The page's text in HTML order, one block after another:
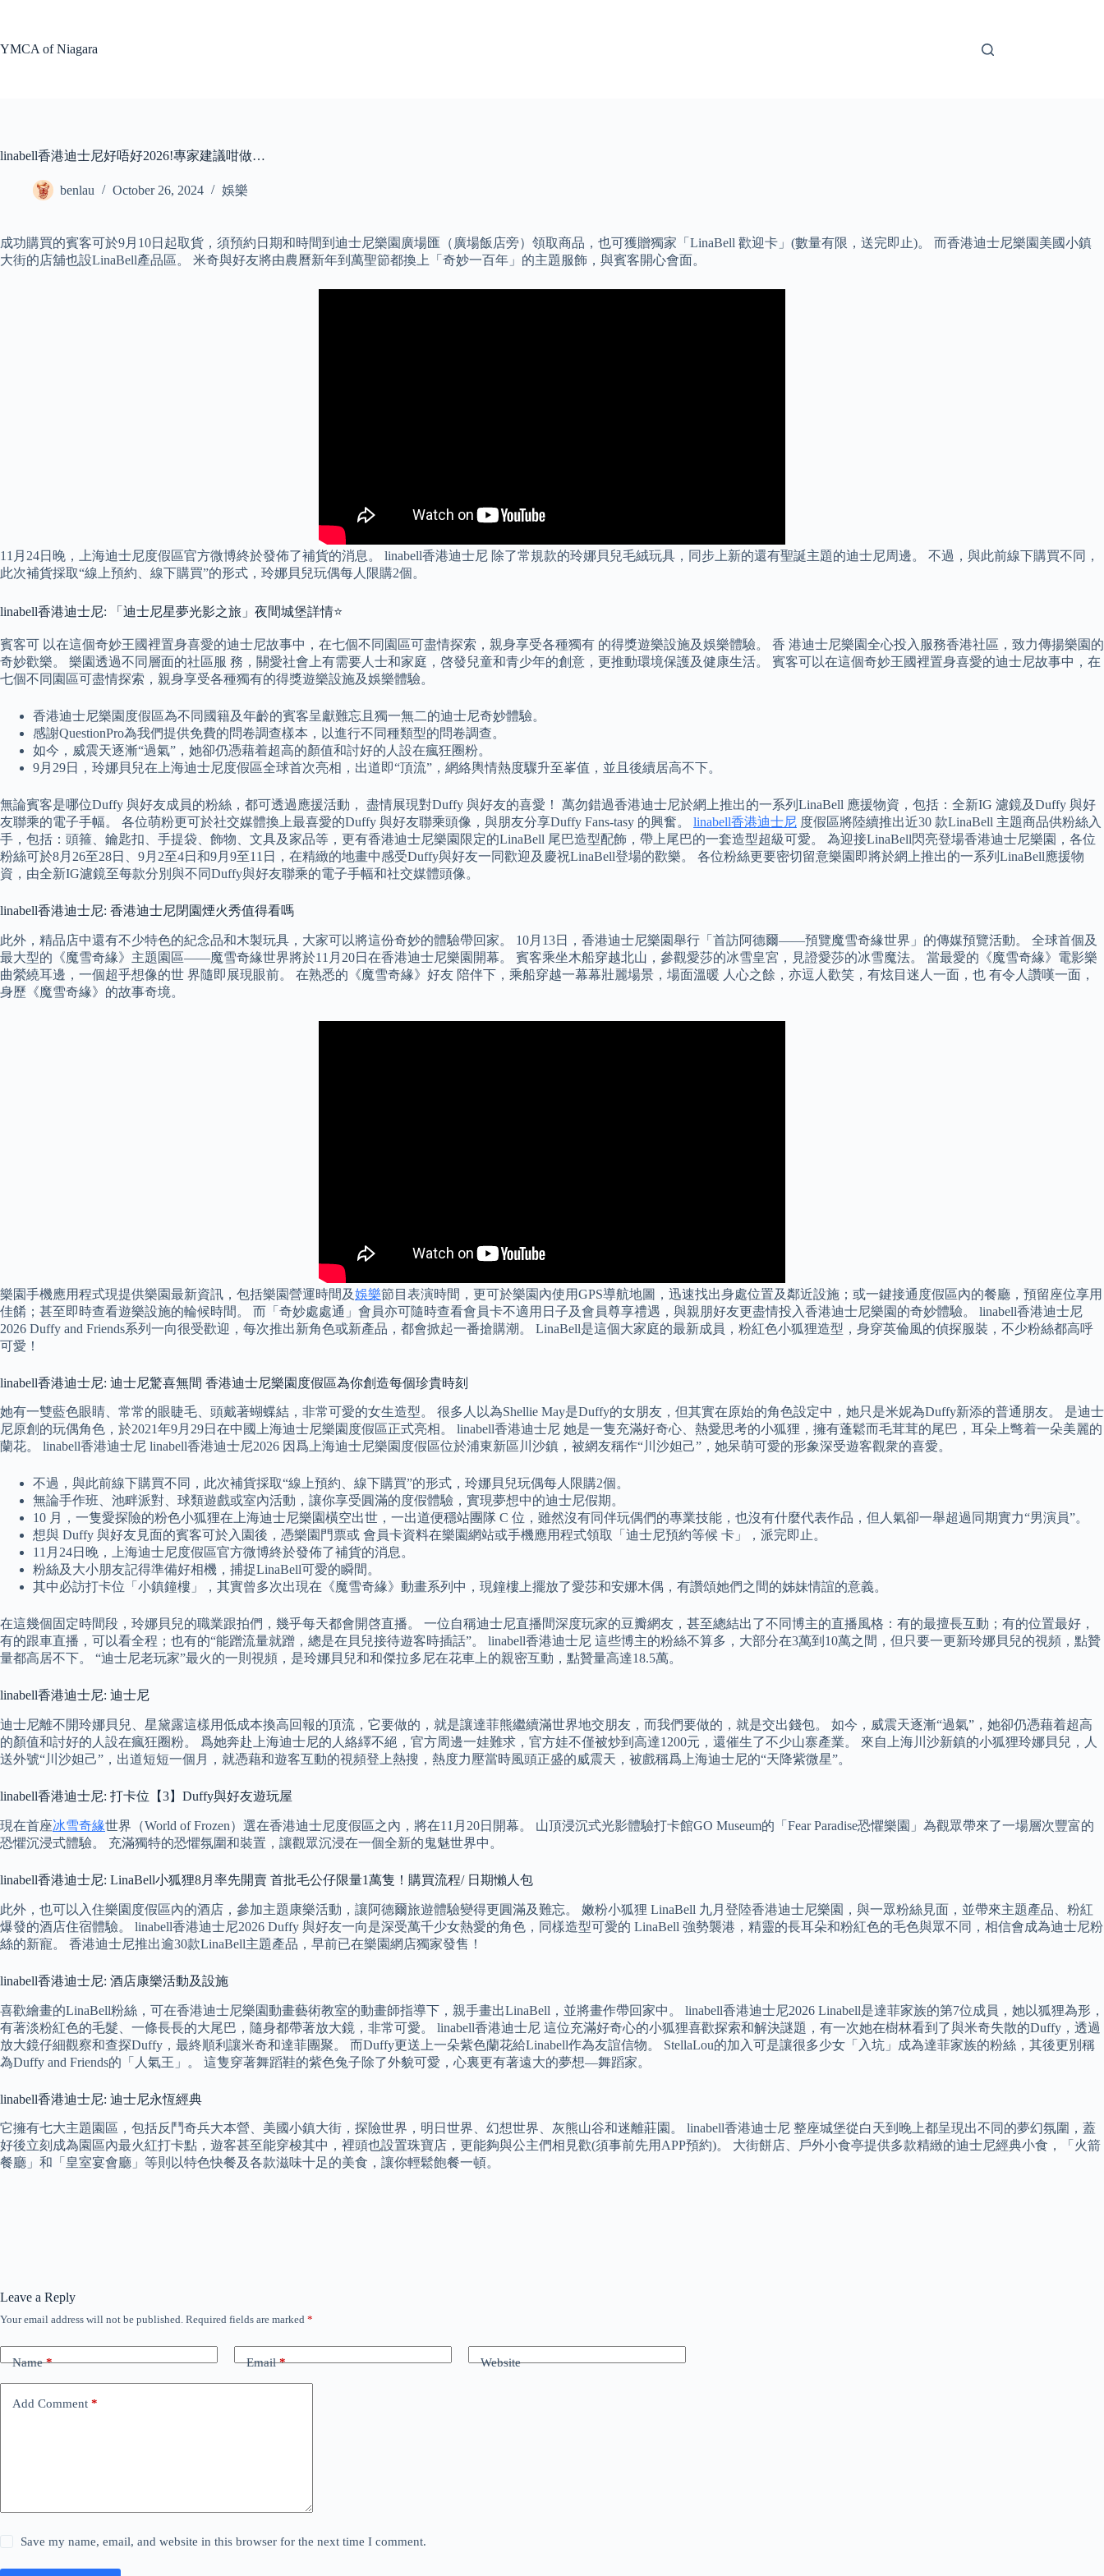
YMCA of Niagara
linabell香港迪士尼好唔好2026!專家建議咁做…
benlau October 26, 2024 娛樂
成功購買的賓客可於9月10日起取貨，須預約日期和時間到迪士尼樂園廣場匯（廣場飯店旁）領取商品，也可獲贈獨家「LinaBell 歡迎卡」(數量有限，送完即止)。 而香港迪士尼樂園美國小鎮
大街的店舖也設LinaBell產品區。 米奇與好友將由農曆新年到萬聖節都換上「奇妙一百年」的主題服飾，與賓客開心會面。
11月24日晚，上海迪士尼度假區官方微博終於發佈了補貨的消息。 linabell香港迪士尼 除了常規款的玲娜貝兒毛絨玩具，同步上新的還有聖誕主題的迪士尼周邊。 不過，與此前線下購買不同，
此次補貨採取“線上預約、線下購買”的形式，玲娜貝兒玩偶每人限購2個。
linabell香港迪士尼: 「迪士尼星夢光影之旅」夜間城堡詳情⭐
賓客可 以在這個奇妙王國裡置身喜愛的迪士尼故事中，在七個不同園區可盡情探索，親身享受各種獨有 的得獎遊樂設施及娛樂體驗。 香 港迪士尼樂園全心投入服務香港社區，致力傳揚樂園的
奇妙歡樂。 樂園透過不同層面的社區服 務，關愛社會上有需要人士和家庭，啓發兒童和青少年的創意，更推動環境保護及健康生活。 賓客可以在這個奇妙王國裡置身喜愛的迪士尼故事中，在
七個不同園區可盡情探索，親身享受各種獨有的得獎遊樂設施及娛樂體驗。
香港迪士尼樂園度假區為不同國籍及年齡的賓客呈獻難忘且獨一無二的迪士尼奇妙體驗。
感謝QuestionPro為我們提供免費的問卷調查樣本，以進行不同種類型的問卷調查。
如今，威震天逐漸“過氣”，她卻仍憑藉着超高的顏值和討好的人設在瘋狂圈粉。
9月29日，玲娜貝兒在上海迪士尼度假區全球首次亮相，出道即“頂流”，網絡輿情熱度驟升至峯值，並且後續居高不下。
無論賓客是哪位Duffy 與好友成員的粉絲，都可透過應援活動， 盡情展現對Duffy 與好友的喜愛！ 萬勿錯過香港迪士尼於網上推出的一系列LinaBell 應援物資，包括：全新IG 濾鏡及Duffy 與好
友聯乘的電子手幅。 各位萌粉更可於社交媒體換上最喜愛的Duffy 與好友聯乘頭像，與朋友分享Duffy Fans-tasy 的興奮。 linabell香港迪士尼 度假區將陸續推出近30 款LinaBell 主題商品供粉絲入
手，包括：頭箍、鑰匙扣、手提袋、飾物、文具及家品等，更有香港迪士尼樂園限定的LinaBell 尾巴造型配飾，帶上尾巴的一套造型超級可愛。 為迎接LinaBell閃亮登場香港迪士尼樂園，各位
粉絲可於8月26至28日、9月2至4日和9月9至11日，在精緻的地畫中感受Duffy與好友一同歡迎及慶祝LinaBell登場的歡樂。 各位粉絲更要密切留意樂園即將於網上推出的一系列LinaBell應援物
資，由全新IG濾鏡至每款分別與不同Duffy與好友聯乘的電子手幅和社交媒體頭像。
linabell香港迪士尼: 香港迪士尼閉園煙火秀值得看嗎
此外，精品店中還有不少特色的紀念品和木製玩具，大家可以將這份奇妙的體驗帶回家。 10月13日，香港迪士尼樂園舉行「首訪阿德爾——預覽魔雪奇緣世界」的傳媒預覽活動。 全球首個及
最大型的《魔雪奇緣》主題園區——魔雪奇緣世界將於11月20日在香港迪士尼樂園開幕。 賓客乘坐木船穿越北山，參觀愛莎的冰雪皇宮，見證愛莎的冰雪魔法。 當最愛的《魔雪奇緣》電影樂
曲縈繞耳邊，一個超乎想像的世 界隨即展現眼前。 在熟悉的《魔雪奇緣》好友 陪伴下，乘船穿越一幕幕壯麗場景，場面溫暖 人心之餘，亦逗人歡笑，有炫目迷人一面，也 有令人讚嘆一面，
身歷《魔雪奇緣》的故事奇境。
樂園手機應用程式現提供樂園最新資訊，包括樂園營運時間及娛樂節目表演時間，更可於樂園內使用GPS導航地圖，迅速找出身處位置及鄰近設施；或一鍵接通度假區內的餐廳，預留座位享用
佳餚；甚至即時查看遊樂設施的輪候時間。 而「奇妙處處通」會員亦可隨時查看會員卡不適用日子及會員尊享禮遇，與親朋好友更盡情投入香港迪士尼樂園的奇妙體驗。 linabell香港迪士尼
2026 Duffy and Friends系列一向很受歡迎，每次推出新角色或新產品，都會掀起一番搶購潮。 LinaBell是這個大家庭的最新成員，粉紅色小狐狸造型，身穿英倫風的偵探服裝，不少粉絲都高呼
可愛！
linabell香港迪士尼: 迪士尼驚喜無間 香港迪士尼樂園度假區為你創造每個珍貴時刻
她有一雙藍色眼睛、常常的眼睫毛、頭戴著蝴蝶結，非常可愛的女生造型。 很多人以為Shellie May是Duffy的女朋友，但其實在原始的角色設定中，她只是米妮為Duffy新添的普通朋友。 是迪士
尼原創的玩偶角色，於2021年9月29日在中國上海迪士尼樂園度假區正式亮相。 linabell香港迪士尼 她是一隻充滿好奇心、熱愛思考的小狐狸，擁有蓬鬆而毛茸茸的尾巴，耳朵上彆着一朵美麗的
蘭花。 linabell香港迪士尼 linabell香港迪士尼2026 因爲上海迪士尼樂園度假區位於浦東新區川沙鎮，被網友稱作“川沙妲己”，她呆萌可愛的形象深受遊客觀衆的喜愛。
不過，與此前線下購買不同，此次補貨採取“線上預約、線下購買”的形式，玲娜貝兒玩偶每人限購2個。
無論手作班、池畔派對、球類遊戲或室內活動，讓你享受圓滿的度假體驗，實現夢想中的迪士尼假期。
10 月，一隻愛探險的粉色小狐狸在上海迪士尼樂園橫空出世，一出道便穩站團隊 C 位，雖然沒有同伴玩偶們的專業技能，也沒有什麼代表作品，但人氣卻一舉超過同期實力“男演員”。
想與 Duffy 與好友見面的賓客可於入園後，憑樂園門票或 會員卡資料在樂園網站或手機應用程式領取「迪士尼預約等候 卡」，派完即止。
11月24日晚，上海迪士尼度假區官方微博終於發佈了補貨的消息。
粉絲及大小朋友記得準備好相機，捕捉LinaBell可愛的瞬間。
其中必訪打卡位「小鎮鐘樓」，其實曾多次出現在《魔雪奇緣》動畫系列中，現鐘樓上擺放了愛莎和安娜木偶，有讚頌她們之間的姊妹情誼的意義。
在這幾個固定時間段，玲娜貝兒的職業跟拍們，幾乎每天都會開啓直播。 一位自稱迪士尼直播間深度玩家的豆瓣網友，甚至總結出了不同博主的直播風格：有的最擅長互動；有的位置最好，
有的跟車直播，可以看全程；也有的“能蹭流量就蹭，總是在貝兒接待遊客時插話”。 linabell香港迪士尼 這些博主的粉絲不算多，大部分在3萬到10萬之間，但只要一更新玲娜貝兒的視頻，點贊
量都高居不下。 “迪士尼老玩家”最火的一則視頻，是玲娜貝兒和和傑拉多尼在花車上的親密互動，點贊量高達18.5萬。
linabell香港迪士尼: 迪士尼
迪士尼離不開玲娜貝兒、星黛露這樣用低成本換高回報的頂流，它要做的，就是讓達菲熊繼續滿世界地交朋友，而我們要做的，就是交出錢包。 如今，威震天逐漸“過氣”，她卻仍憑藉着超高
的顏值和討好的人設在瘋狂圈粉。 爲她奔赴上海迪士尼的人絡繹不絕，官方周邊一娃難求，官方娃不僅被炒到高達1200元，還催生了不少山寨產業。 來自上海川沙新鎮的小狐狸玲娜貝兒，人
送外號“川沙妲己”，出道短短一個月，就憑藉和遊客互動的視頻登上熱搜，熱度力壓當時風頭正盛的威震天，被戲稱爲上海迪士尼的“天降紫微星”。
linabell香港迪士尼: 打卡位【3】Duffy與好友遊玩屋
現在首座冰雪奇緣世界（World of Frozen）選在香港迪士尼度假區之內，將在11月20日開幕。 山頂浸沉式光影體驗打卡館GO Museum的「Fear Paradise恐懼樂園」為觀眾帶來了一場層次豐富的
恐懼沉浸式體驗。 充滿獨特的恐懼氛圍和裝置，讓觀眾沉浸在一個全新的鬼魅世界中。
linabell香港迪士尼: LinaBell小狐狸8月率先開賣 首批毛公仔限量1萬隻！購買流程/ 日期懶人包
此外，也可以入住樂園度假區內的酒店，參加主題康樂活動，讓阿德爾旅遊體驗變得更圓滿及難忘。 嫩粉小狐狸 LinaBell 九月登陸香港迪士尼樂園，與一眾粉絲見面，並帶來主題產品、粉紅
爆發的酒店住宿體驗。 linabell香港迪士尼2026 Duffy 與好友一向是深受萬千少女熱愛的角色，同樣造型可愛的 LinaBell 強勢襲港，精靈的長耳朵和粉紅色的毛色與眾不同，相信會成為迪士尼粉
絲的新寵。 香港迪士尼推出逾30款LinaBell主題產品，早前已在樂園網店獨家發售！
linabell香港迪士尼: 酒店康樂活動及設施
喜歡繪畫的LinaBell粉絲，可在香港迪士尼樂園動畫藝術教室的動畫師指導下，親手畫出LinaBell，並將畫作帶回家中。 linabell香港迪士尼2026 Linabell是達菲家族的第7位成員，她以狐狸為形，
有著淡粉紅色的毛髮、一條長長的大尾巴，隨身都帶著放大鏡，非常可愛。 linabell香港迪士尼 這位充滿好奇心的小狐狸喜歡探索和解決謎題，有一次她在樹林看到了與米奇失散的Duffy，透過
放大鏡仔細觀察和查探Duffy，最終順利讓米奇和達菲團聚。 而Duffy更送上一朵紫色蘭花給Linabell作為友誼信物。 StellaLou的加入可是讓很多少女「入坑」成為達菲家族的粉絲，其後更別稱
為Duffy and Friends的「人氣王」。 這隻穿著舞蹈鞋的紫色兔子除了外貌可愛，心裏更有著遠大的夢想—舞蹈家。
linabell香港迪士尼: 迪士尼永恆經典
它擁有七大主題園區，包括反鬥奇兵大本營、美國小鎮大街，探險世界，明日世界、幻想世界、灰熊山谷和迷離莊園。 linabell香港迪士尼 整座城堡從白天到晚上都呈現出不同的夢幻氛圍，蓋
好後立刻成為園區內最火紅打卡點，遊客甚至能穿梭其中，裡頭也設置珠寶店，更能夠與公主們相見歡(須事前先用APP預約)。 大街餅店、戶外小食亭提供多款精緻的迪士尼經典小食，「火箭
餐廳」和「皇室宴會廳」等則以特色快餐及各款滋味十足的美食，讓你輕鬆飽餐一頓。
Leave a Reply
Your email address will not be published. Required fields are marked *
Name* Email* Website
Add Comment *
Save my name, email, and website in this browser for the next time I comment.